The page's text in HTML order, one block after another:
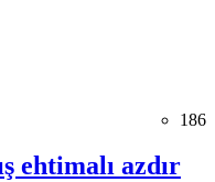
186
ehtimalı azdır